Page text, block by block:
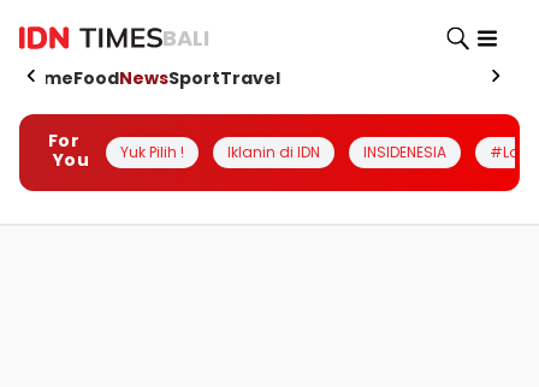
BALI
HomeFoodNewsSportTravel
For
You
Yuk Pilih ! Iklanin di IDN INSIDENESIA